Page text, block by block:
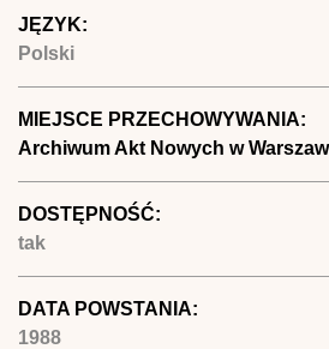
JĘZYK:
Polski
MIEJSCE PRZECHOWYWANIA:
Archiwum Akt Nowych w
DOSTĘPNOŚĆ:
tak
DATA POWSTANIA:
1988